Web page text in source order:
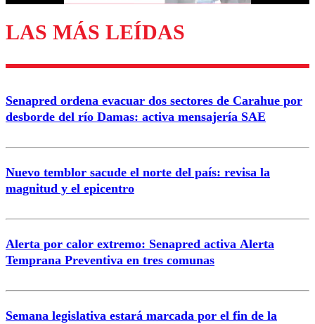
Enviar comentario
LAS MÁS LEÍDAS
Senapred ordena evacuar dos sectores de Carahue por
desborde del río Damas: activa mensajería SAE
Nuevo temblor sacude el norte del país: revisa la
magnitud y el epicentro
Alerta por calor extremo: Senapred activa Alerta
Temprana Preventiva en tres comunas
Semana legislativa estará marcada por el fin de la